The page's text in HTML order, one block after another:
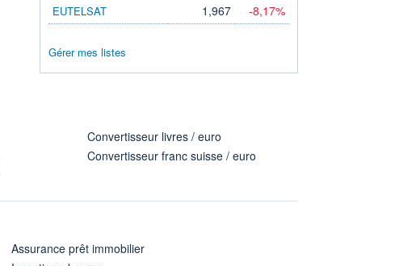
EUTELSAT 1,967 -8,17%
Gérer mes listes
Convertisseur livres / euro
Convertisseur franc suisse / euro
Assurance prêt immobilier